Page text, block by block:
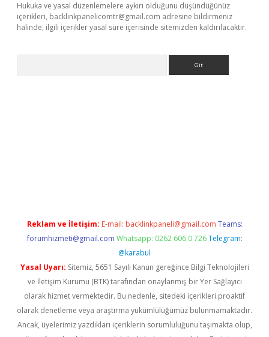
Hukuka ve yasal düzenlemelere aykırı olduğunu düşündüğünüz
içerikleri, backlinkpanelicomtr@gmail.com adresine bildirmeniz
halinde, ilgili içerikler yasal süre içerisinde sitemizden kaldırılacaktır.
Reklam ve İletişim: E-mail: backlinkpaneli@gmail.com Teams:
forumhizmeti@gmail.com Whatsapp: 0262 606 0 726 Telegram:
@karabul
Yasal Uyarı: Sitemiz, 5651 Sayılı Kanun gereğince Bilgi Teknolojileri
ve İletişim Kurumu (BTK) tarafından onaylanmış bir Yer Sağlayıcı
olarak hizmet vermektedir. Bu nedenle, sitedeki içerikleri proaktif
olarak denetleme veya araştırma yükümlülüğümüz bulunmamaktadır.
Ancak, üyelerimiz yazdıkları içeriklerin sorumluluğunu taşımakta olup,